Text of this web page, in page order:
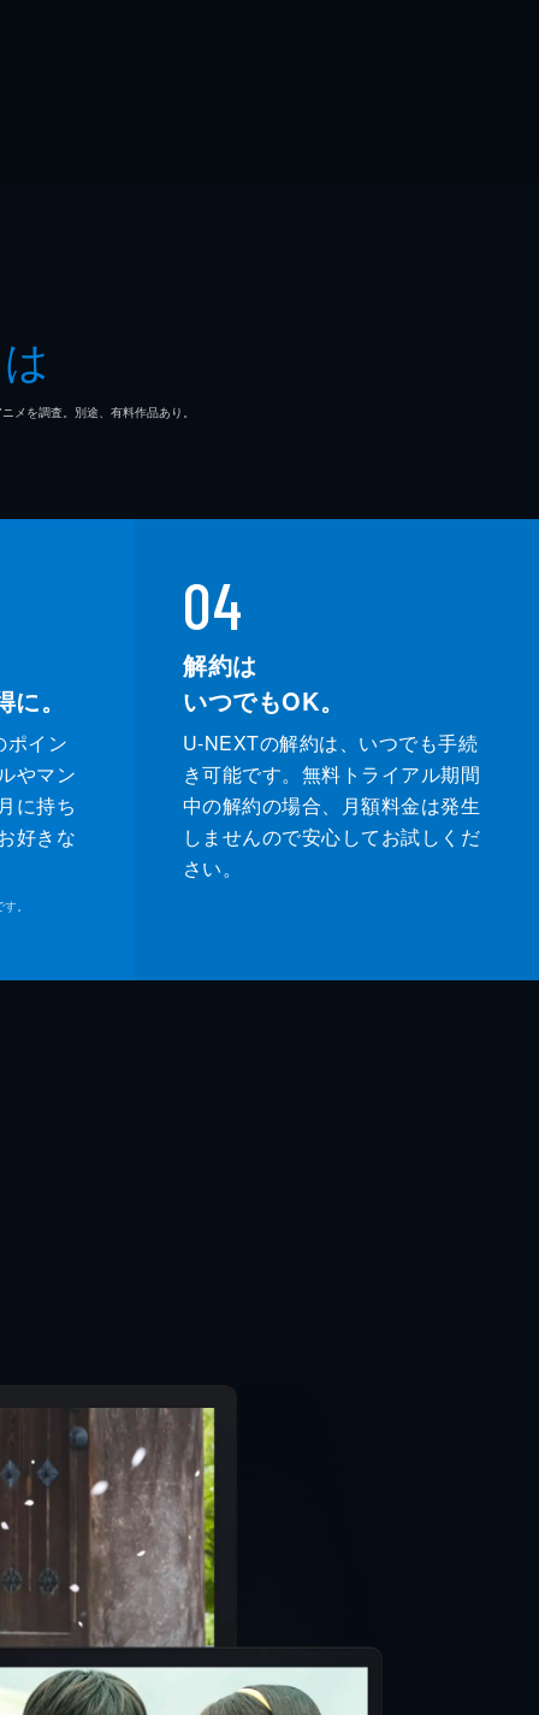
を調査。別途、有料作品あり。
。
ポイン
やマン
に持ち
好きな
。
04
解約は
いつでもOK。
U-NEXTの解約は、いつでも手続
き可能です。無料トライアル期間
中の解約の場合、月額料金は発生
しませんので安心してお試しくだ
さい。